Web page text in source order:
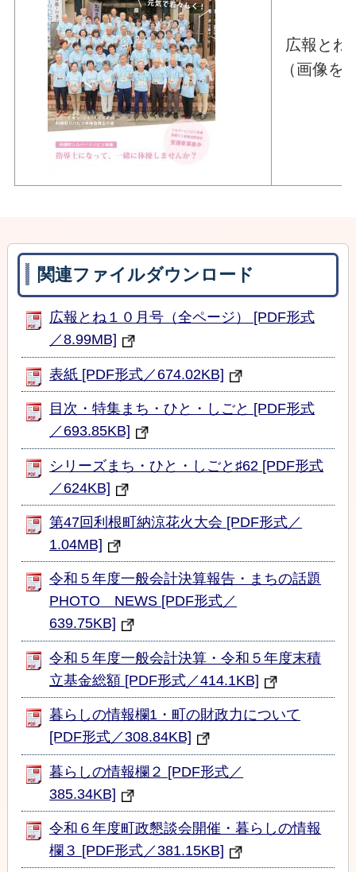
広報とね
（画像を
関連ファイルダウンロード
広報とね１０月号（全ページ） [PDF形式
／8.99MB]
表紙 [PDF形式／674.02KB]
目次・特集まち・ひと・しごと [PDF形式
／693.85KB]
シリーズまち・ひと・しごと♯62 [PDF形式
／624KB]
第47回利根町納涼花火大会 [PDF形式／
1.04MB]
令和５年度一般会計決算報告・まちの話題
PHOTO NEWS [PDF形式／
639.75KB]
令和５年度一般会計決算・令和５年度末積
立基金総額 [PDF形式／414.1KB]
暮らしの情報欄1・町の財政力について
[PDF形式／308.84KB]
暮らしの情報欄２ [PDF形式／
385.34KB]
令和６年度町政懇談会開催・暮らしの情報
欄３ [PDF形式／381.15KB]